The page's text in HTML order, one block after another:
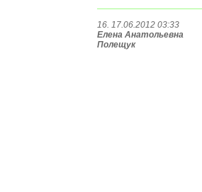
16. 17.06.2012 03:33
Елена Анатольевна
Полещук